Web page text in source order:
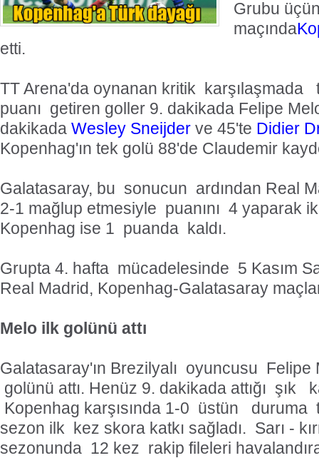
Grubu
maçında
etti.
TT Arena'da oynanan kritik karşılaşmada
puanı getiren goller 9. dakikada Felipe
dakikada Wesley Sneijder ve 45'te Didier
Kopenhag'ın tek golü 88'de Claudemir
Galatasaray, bu sonucun ardından Real
2-1 mağlup etmesiyle puanını 4 yaparak
Kopenhag ise 1 puanda kaldı.
Grupta 4. hafta mücadelesinde 5 Kasım
Real Madrid, Kopenhag-Galatasaray
Melo ilk golünü attı
Galatasaray'ın Brezilyalı oyuncusu
golünü attı. Henüz 9. dakikada attığı şık
Kopenhag karşısında 1-0 üstün duruma
sezon ilk kez skora katkı sağladı. Sarı -
sezonunda 12 kez rakip fileleri